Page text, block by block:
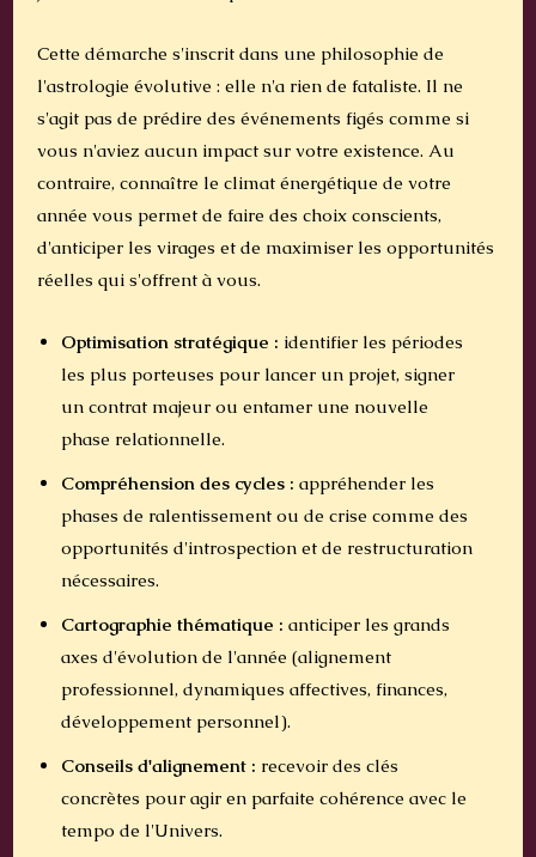
Cette démarche s'inscrit dans une philosophie de
l'astrologie évolutive : elle n'a rien de fataliste. Il ne
s'agit pas de prédire des événements figés comme si
vous n'aviez aucun impact sur votre existence. Au
contraire, connaître le climat énergétique de votre
année vous permet de faire des choix conscients,
d'anticiper les virages et de maximiser les opportunités
réelles qui s'offrent à vous.
Optimisation stratégique : identifier les périodes
les plus porteuses pour lancer un projet, signer
un contrat majeur ou entamer une nouvelle
phase relationnelle.
Compréhension des cycles : appréhender les
phases de ralentissement ou de crise comme des
opportunités d'introspection et de restructuration
nécessaires.
Cartographie thématique : anticiper les grands
axes d'évolution de l'année (alignement
professionnel, dynamiques affectives, finances,
développement personnel).
Conseils d'alignement : recevoir des clés
concrètes pour agir en parfaite cohérence avec le
tempo de l'Univers.